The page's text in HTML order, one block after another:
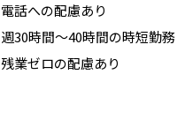
電話への配慮あり
週30時間～40時間の時短勤務
残業ゼロの配慮あり